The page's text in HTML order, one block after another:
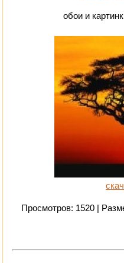
обои и
Просмотров: 1520 |